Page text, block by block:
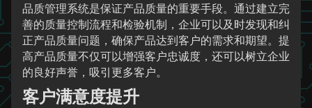
品质管理系统是保证产品质量的重要手段。通过建立完
善的质量控制流程和检验机制，企业可以及时发现和纠
正产品质量问题，确保产品达到客户的需求和期望。提
高产品质量不仅可以增强客户忠诚度，还可以树立企业
的良好声誉，吸引更多客户。
客户满意度提升